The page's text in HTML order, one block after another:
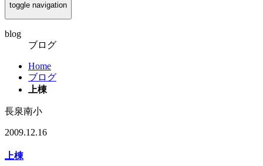
toggle navigation
blog
ブログ
Home
ブログ
上棟
長泉南小
2009.12.16
上棟